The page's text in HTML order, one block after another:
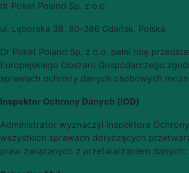
dr Poket Poland Sp. z o.o.
ul. Lęborska 3B, 80-386 Gdańsk, Polska
Dr Poket Poland Sp. z o.o. pełni rolę
Europejskiego Obszaru Gospodarczego
sprawach ochrony danych osobowych
Inspektor Ochrony Danych (IOD)
Administrator wyznaczył Inspektora
wszystkich sprawach dotyczących
praw związanych z przetwarzaniem danych: